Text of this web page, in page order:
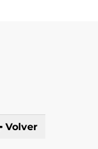
Volver